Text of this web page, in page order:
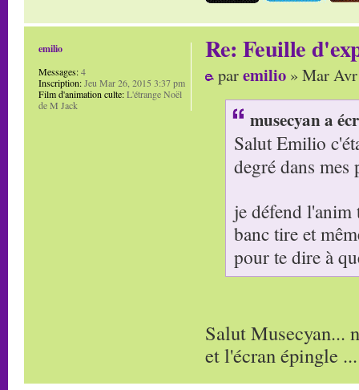
Re: Feuille
paremilio » Mar
musecyan a
Salut Emilio
degré dans mes
je défend l'anim
banc tire et
pour te dire à
Salut Musecyan...
et l'écran épingle
emilio
Messages:4
Inscription:Jeu Mar 26, 2015 3:37 pm
Film d'animation culte:L'étrange Noël
de M Jack